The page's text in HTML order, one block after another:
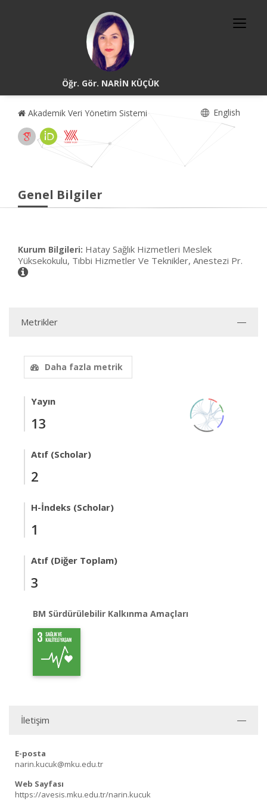
Öğr. Gör. NARİN KÜÇÜK
Akademik Veri Yönetim Sistemi English
Genel Bilgiler
Kurum Bilgileri: Hatay Sağlık Hizmetleri Meslek
Yüksekokulu, Tıbbi Hizmetler Ve Teknikler, Anestezi Pr.
Metrikler
Daha fazla metrik
Yayın
13
Atıf (Scholar)
2
H-İndeks (Scholar)
1
Atıf (Diğer Toplam)
3
BM Sürdürülebilir Kalkınma Amaçları
İletişim
E-posta
narin.kucuk@mku.edu.tr
Web Sayfası
https://avesis.mku.edu.tr/narin.kucuk